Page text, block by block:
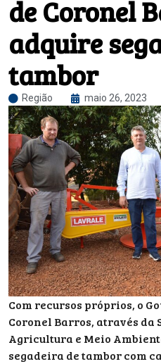
de Coronel
adquire
tambor
Região maio 26, 2023
Com recursos próprios, o
Coronel Barros, através da
Agricultura e Meio
segadeira de tambor com